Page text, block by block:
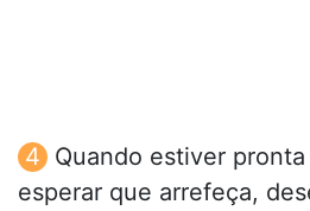
Quando estiver
esperar que arrefeça,